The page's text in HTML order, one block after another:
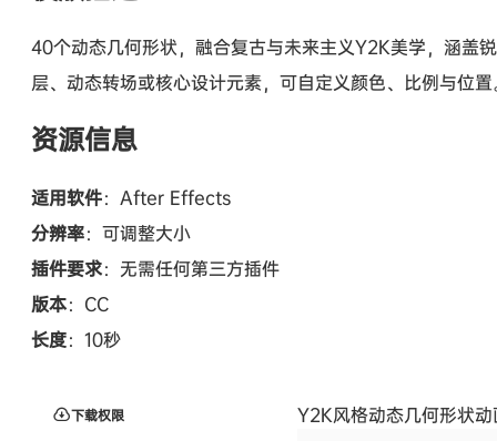
40个动态几何形状，融合复古与未来主义Y2K美学，涵盖
层、动态转场或核心设计元素，可自定义颜色、比例与位置
资源信息
适用软件：After Effects
分辨率：可调整大小
插件要求：无需任何第三方插件
版本：CC
长度：10秒
下载权限
Y2K风格动态几何形状